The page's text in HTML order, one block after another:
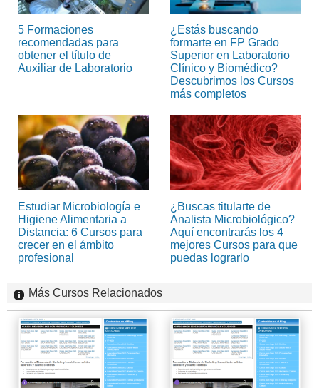
5 Formaciones
recomendadas para
obtener el título de
Auxiliar de Laboratorio
¿Estás buscando
formarte en FP Grado
Superior en Laboratorio
Clínico y Biomédico?
Descubrimos los Cursos
más completos
Estudiar Microbiología e
Higiene Alimentaria a
Distancia: 6 Cursos para
crecer en el ámbito
profesional
¿Buscas titularte de
Analista Microbiológico?
Aquí encontrarás los 4
mejores Cursos para que
puedas lograrlo
Más Cursos Relacionados